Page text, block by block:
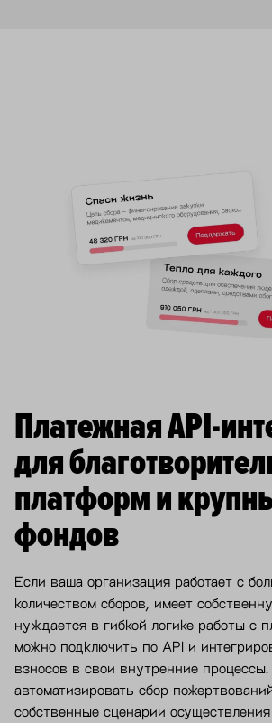
Платежная API-
для
платформ и
фондов
Если ваша организация работает с
количеством сборов, имеет
нуждается в гибкой логике работы с
можно подключить по API и
взносов в свои внутренние
автоматизировать сбор
собственные сценарии осуществления